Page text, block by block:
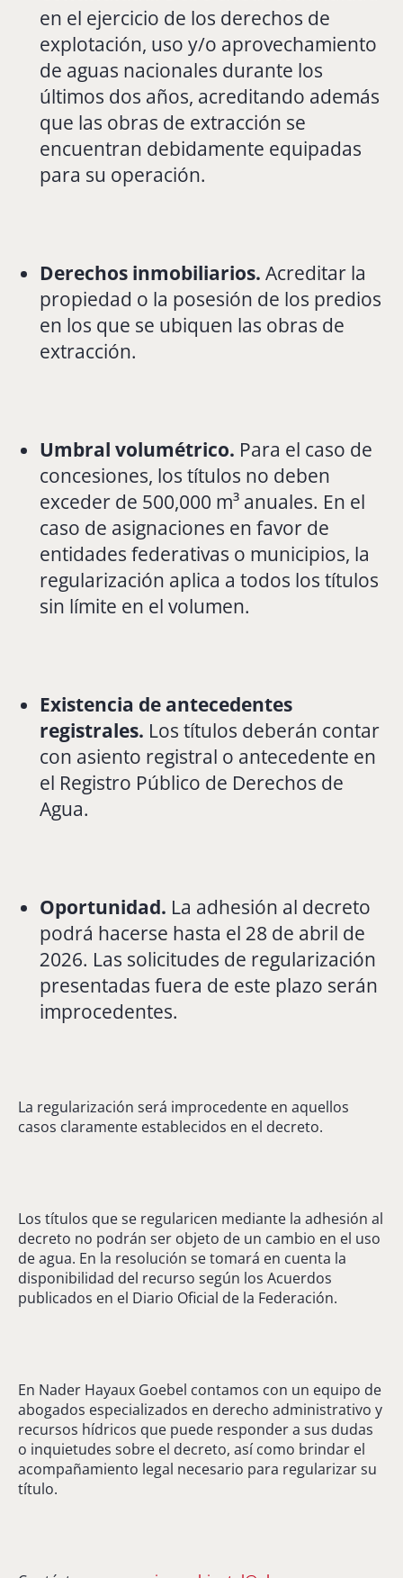
en el ejercicio de los derechos de
explotación, uso y/o aprovechamiento
de aguas nacionales durante los
últimos dos años, acreditando además
que las obras de extracción se
encuentran debidamente equipadas
para su operación.
Derechos inmobiliarios.Acreditar la
propiedad o la posesión de los predios
en los que se ubiquen las obras de
extracción.
Umbral volumétrico. Para el caso de
concesiones, los títulos no deben
exceder de 500,000 m³ anuales. En el
caso de asignaciones en favor de
entidades federativas o municipios, la
regularización aplica a todos los títulos
sin límite en el volumen.
Existencia de antecedentes
registrales. Los títulos deberán contar
con asiento registral o antecedente en
el Registro Público de Derechos de
Agua.
Oportunidad. La adhesión al decreto
podrá hacerse hasta el 28 de abril de
2026. Las solicitudes de regularización
presentadas fuera de este plazo serán
improcedentes.
La regularización será improcedente en aquellos
casos claramente establecidos en el decreto.
Los títulos que se regularicen mediante la adhesión al
decreto no podrán ser objeto de un cambio en el uso
de agua. En la resolución se tomará en cuenta la
disponibilidad del recurso según los Acuerdos
publicados en el Diario Oficial de la Federación.
En Nader Hayaux Goebel contamos con un equipo de
abogados especializados en derecho administrativo y
recursos hídricos que puede responder a sus dudas
o inquietudes sobre el decreto, así como brindar el
acompañamiento legal necesario para regularizar su
título.